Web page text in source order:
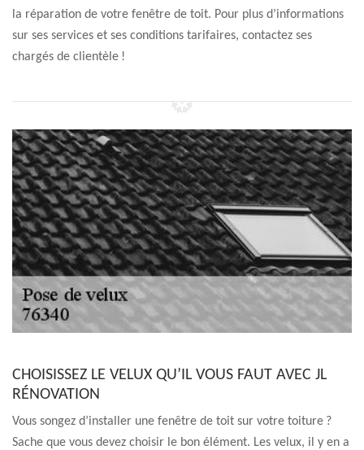
la réparation de votre fenêtre de toit. Pour plus d’informations
sur ses services et ses conditions tarifaires, contactez ses
chargés de clientèle !
CHOISISSEZ LE VELUX QU’IL VOUS FAUT AVEC JL
RÉNOVATION
Vous songez d’installer une fenêtre de toit sur votre toiture ?
Sache que vous devez choisir le bon élément. Les velux, il y en a